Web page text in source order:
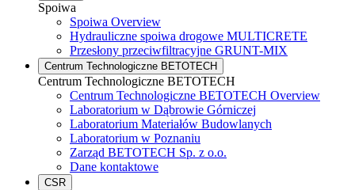
Spoiwa
Spoiwa Overview
Hydrauliczne spoiwa drogowe MULTICRETE
Przesłony przeciwfiltracyjne GRUNT-MIX
Centrum Technologiczne BETOTECH
Centrum Technologiczne BETOTECH
Centrum Technologiczne BETOTECH Overview
Laboratorium w Dąbrowie Górniczej
Laboratorium Materiałów Budowlanych
Laboratorium w Poznaniu
Zarząd BETOTECH Sp. z o.o.
Dane kontaktowe
CSR